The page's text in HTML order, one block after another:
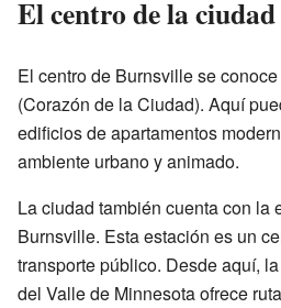
El centro de la ciudad
El centro de Burnsville se
(Corazón de la Ciudad). Aquí
edificios de apartamentos
ambiente urbano y animado.
La ciudad también cuenta con la
Burnsville. Esta estación es un
transporte público. Desde aquí,
del Valle de Minnesota ofrece